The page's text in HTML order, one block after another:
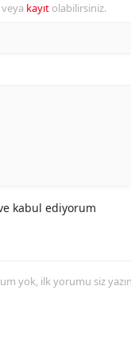
kayıt olabilirsiniz.
kabul ediyorum
yok, ilk yorumu siz